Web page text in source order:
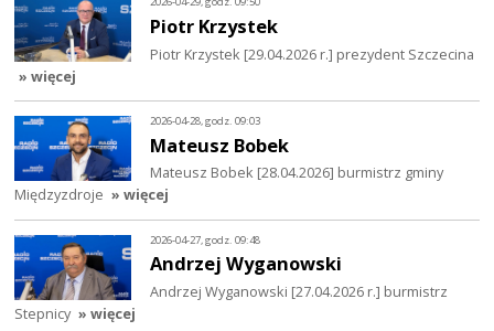
Piotr Krzystek
Piotr Krzystek [29.04.2026 r.] prezydent Szczecina
» więcej
2026-04-28, godz. 09:03
Mateusz Bobek
Mateusz Bobek [28.04.2026] burmistrz gminy
Międzyzdroje » więcej
2026-04-27, godz. 09:48
Andrzej Wyganowski
Andrzej Wyganowski [27.04.2026 r.] burmistrz
Stepnicy » więcej